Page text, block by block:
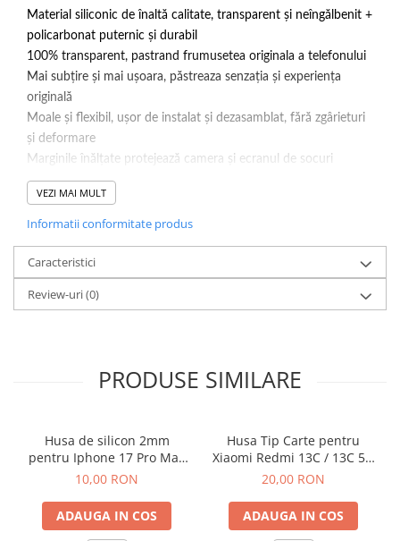
Huawei / Honor
Incarcatoare
Incarcatoare Retea
Incarcatoare Auto
Cabluri de date / Audio
Componente Gsm
Samsung
Huawei / Honor
Motorola
Oppo / Realme
Xiaomi
Componente Reconditionare Ecran
Iphone
Samsung
Folii Protectie
Folii Protectie 10D
Material siliconic de înaltă calitate, transparent și neîngălbenit +
policarbonat puternic și durabil
100% transparent, pastrand frumusetea originala a telefonului
Mai subțire și mai ușoara, păstreaza senzația și experiența
originală
Moale și flexibil, ușor de instalat și dezasamblat, fără zgârieturi
și deformare
Marginile înălțate protejează camera și ecranul de socuri
Rezistență puternică la impact
Culoare : Transparent.
VEZI MAI MULT
Informatii conformitate produs
Caracteristici
Review-uri(0)
PRODUSE SIMILARE
Husa de silicon 2mm
pentru Iphone 17 Pro Max
cu protectie camera
10,00 RON
ADAUGA IN COS
Husa Tip Carte pentru
Xiaomi Redmi 13C / 13C 5G
/ Poco C65 Negru
20,00 RON
ADAUGA IN COS